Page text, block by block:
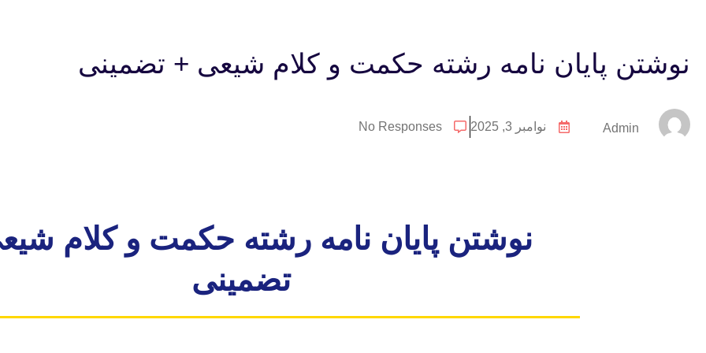
نوشتن پایان نامه رشته حکمت و کلام شیعی + تضمینی
Admin نوامبر 3, 2025 No Responses
نوشتن پایان نامه رشته حکمت و کلام
تضمینی